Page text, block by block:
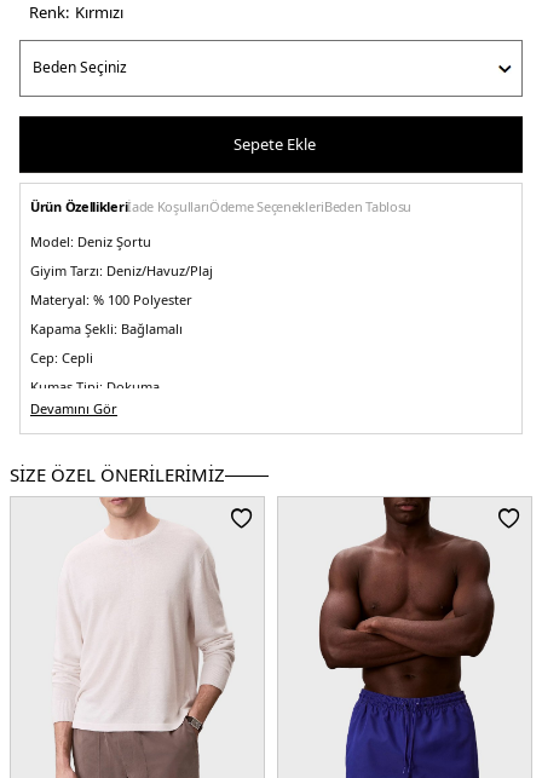
Renk: kirmizi
Sepete Ekle
Ürün Özellikleriİade KoşullarıÖdeme SeçenekleriBeden Tablosu
Model: Deniz Şortu
Giyim Tarzı: Deniz/Havuz/Plaj
Materyal: % 100 Polyester
Kapama Şekli: Bağlamalı
Cep: Cepli
Kumaş Tipi: Dokuma
Yaş Grubu:Yetişkin
5DE1LV00N610153T5.10
Devamını Gör
SİZE ÖZEL ÖNERİLERİMİZ